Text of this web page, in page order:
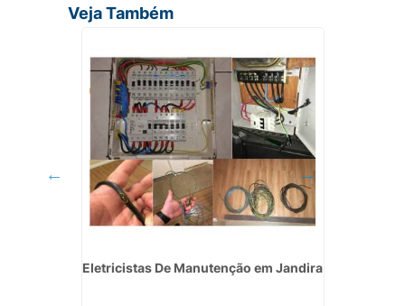
Veja Também
Eletricistas De Manutenção em Jandira